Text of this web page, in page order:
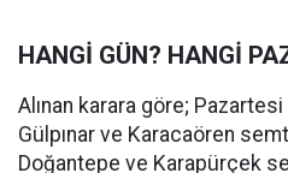
HANGİ GÜN? HANGİ
Alınan karara göre;
Gülpınar ve Karacaören
Doğantepe ve Karapürçek